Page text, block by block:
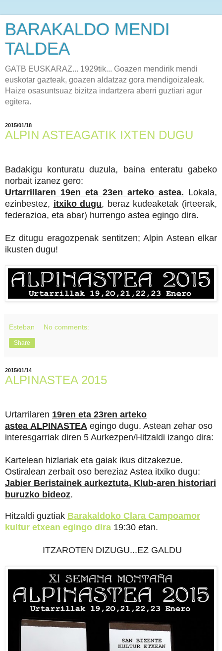
BARAKALDO MENDI
TALDEA
GATB EUSKARAZ... 1929tik... Goazen mendirik mendi
euskotar gazteak, goazen aldatzaz gora mendigoizaleak.
Haize osasuntsuaz bizitza indartzera aberri guztiari agur
egitera.
2015/01/18
ALPIN ASTEAGATIK IXTEN DUGU
Badakigu konturatu duzula, baina enteratu gabeko
norbait izanez gero:
Urtarrillaren 19en eta 23en arteko astea. Lokala,
ezinbestez, itxiko dugu, beraz kudeaketak (irteerak,
federazioa, eta abar) hurrengo astea egingo dira.
Ez ditugu eragozpenak sentitzen; Alpin Astean elkar
ikusten dugu!
Esteban No comments:
Share
2015/01/14
ALPINASTEA 2015
Urtarrilaren 19ren eta 23ren arteko
astea ALPINASTEA egingo dugu. Astean zehar oso
interesgarriak diren 5 Aurkezpen/Hitzaldi izango dira:
Kartelean hizlariak eta gaiak ikus ditzakezue.
Ostiralean zerbait oso bereziaz Astea itxiko dugu:
Jabier Beristainek aurkeztuta, Klub-aren historiari
buruzko bideoz.
Hitzaldi guztiak Barakaldoko Clara Campoamor
kultur etxean egingo dira 19:30 etan.
ITZAROTEN DIZUGU...EZ GALDU